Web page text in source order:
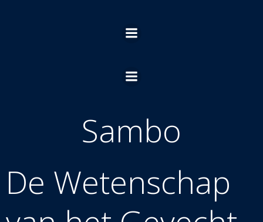
de
Sambo
De Wetenschap